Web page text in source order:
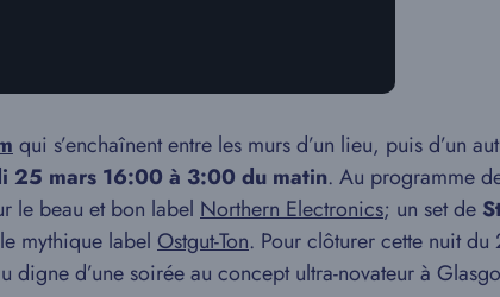
qui s’enchaînent entre les murs d’un lieu, puis d’un
25 mars 16:00 à 3:00 du matin. Au programme
le beau et bon label Northern Electronics; un set de
mythique label Ostgut-Ton. Pour clôturer cette nuit du
digne d’une soirée au concept ultra-novateur à